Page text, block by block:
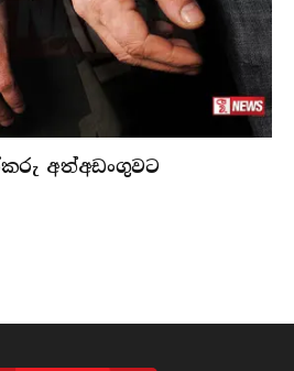
අත්අඩංගුවට